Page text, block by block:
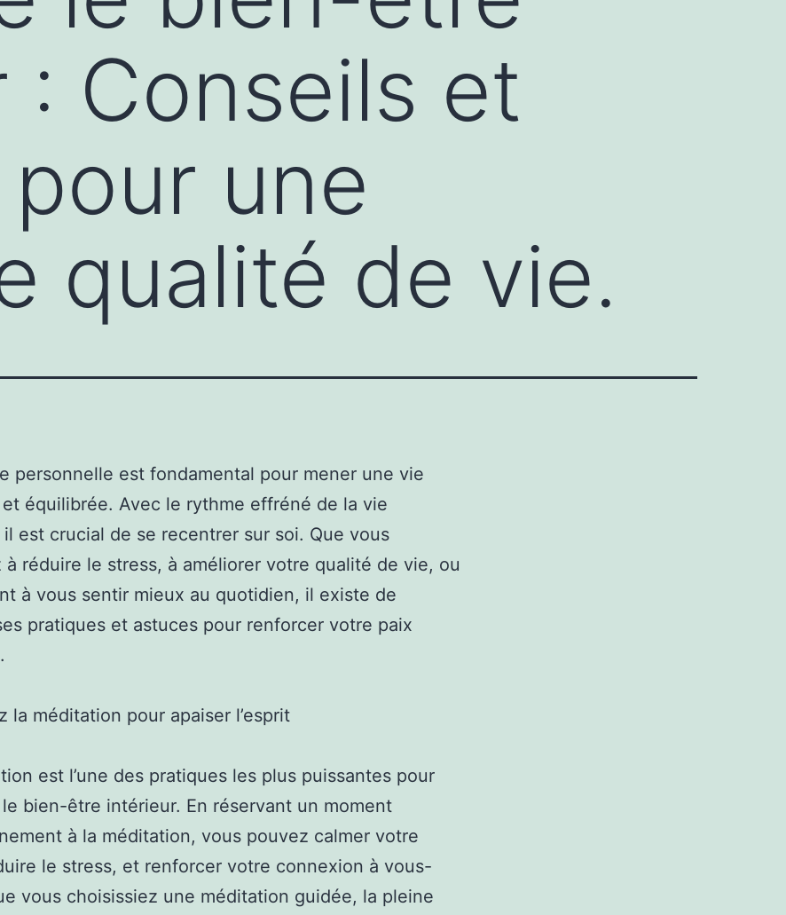
: Conseils et
une
qualité de vie.
personnelle est fondamental pour mener une vie
équilibrée. Avec le rythme effréné de la vie
est crucial de se recentrer sur soi. Que vous
à réduire le stress, à améliorer votre qualité de vie, ou
à vous sentir mieux au quotidien, il existe de
pratiques et astuces pour renforcer votre paix
la méditation pour apaiser l’esprit
est l’une des pratiques les plus puissantes pour
bien-être intérieur. En réservant un moment
à la méditation, vous pouvez calmer votre
le stress, et renforcer votre connexion à vous-
vous choisissiez une méditation guidée, la pleine